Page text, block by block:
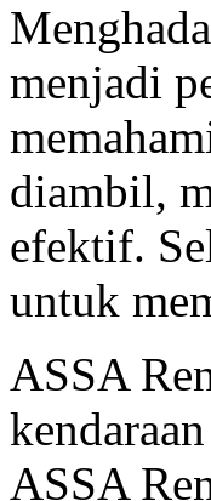
menjadi
diambil,
efektif.
untuk
ASSA
ASSA